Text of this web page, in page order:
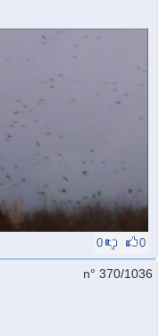
0 0
n° 370/1036